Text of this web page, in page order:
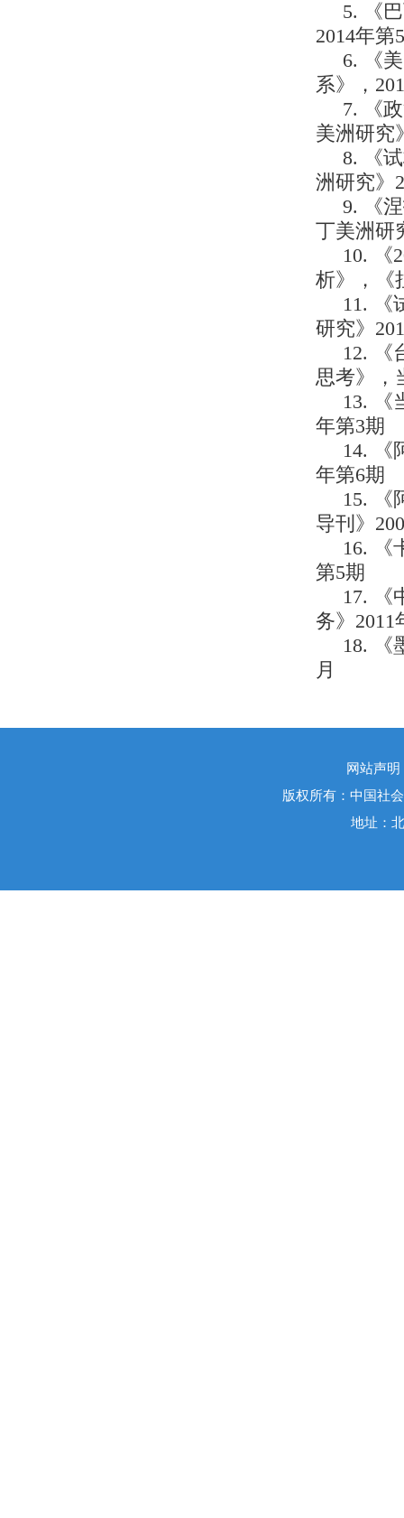
5. 《
2014年第
6. 《
系》，
7. 《
美洲研究
8. 《
洲研究》
9. 《
丁美洲研
10. 《
析》，《
11. 《
研究》
12. 《
思考》，
13. 《
年第3期
14. 《
年第6期
15. 《
导刊》
16. 《
第5期
17. 《
务》2011
18. 《
月
网站声明
版权所有：中国社
地址：